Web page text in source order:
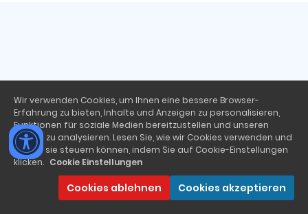
Wir verwenden Cookies, um Ihnen eine bessere Browser-
Erfahrung zu bieten, Inhalte und Anzeigen zu personalisieren,
Funktionen für soziale Medien bereitzustellen und unseren
Traffic zu analysieren. Lesen Sie, wie wir Cookies verwenden und
wie Sie sie steuern können, indem Sie auf Cookie-Einstellungen
klicken. Cookie Einstellungen
Cookies ablehnen Cookies akzeptieren